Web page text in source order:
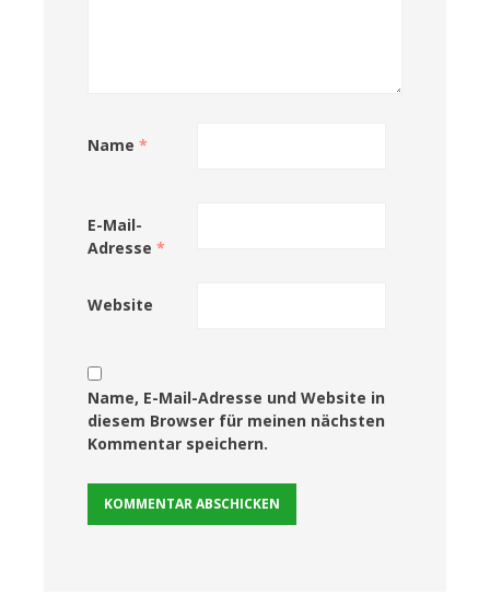
Name *
E-Mail-
Adresse *
Website
Name, E-Mail-Adresse und Website in
diesem Browser für meinen nächsten
Kommentar speichern.